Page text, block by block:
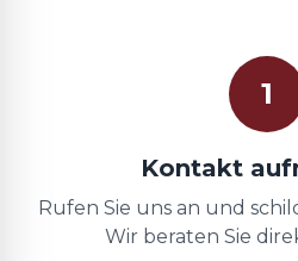
1
Kontakt
Rufen Sie uns an und
Wir beraten Sie